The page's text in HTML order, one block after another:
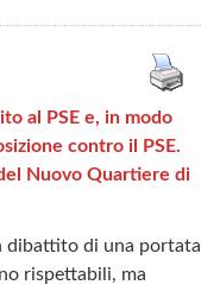
al PSE e, in modo
contro il PSE.
Nuovo Quartiere di
dibattito di una portata
rispettabili, ma